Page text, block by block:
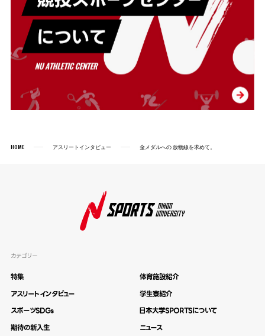
HOME アスリートインタビュー 金メダルへの 放物線を求めて。
カテゴリー
特集
アスリートインタビュー
スポーツSDGs
期待の新入生
体育施設紹介
学生寮紹介
日本大学SPORTSについて
ニュース